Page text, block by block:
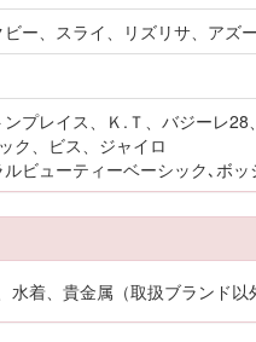
ー、スライ、リズリサ、アズ
プレイス、Ｋ.Ｔ、バジーレ28
ク、ビス、ジャイロ
ビューティーベーシック､ボッ
着、貴金属（取扱ブランド以